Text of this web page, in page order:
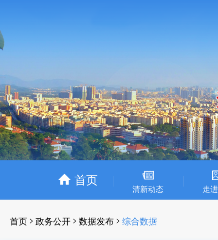
首页
清新动态 走
首页 > 政务公开 > 数据发布 > 综合数据